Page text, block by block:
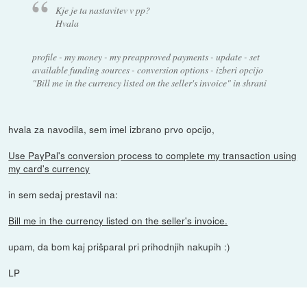
Kje je ta nastavitev v pp?
Hvala
profile - my money - my preapproved payments - update - set
available funding sources - conversion options - izberi opcijo
"Bill me in the currency listed on the seller's invoice" in shrani
hvala za navodila, sem imel izbrano prvo opcijo,
Use PayPal's conversion process to complete my transaction using
my card's currency
in sem sedaj prestavil na:
Bill me in the currency listed on the seller's invoice.
upam, da bom kaj prišparal pri prihodnjih nakupih :)
LP